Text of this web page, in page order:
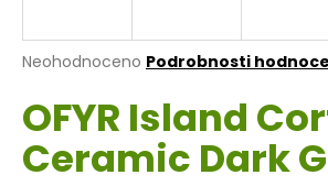
Průměrné
produktu
je
0,0
z
Neohodnoceno Podrobnosti
OFYR Island
Ceramic Dark
j
t
?